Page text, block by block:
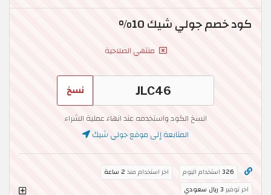
كود خصم جولي شيك 10%
منتهي الصلاحية
نسخ
انسخ الكود واستخدمه عند انهاء عملية الشراء
المتابعة إلى موقع جولي شيك
326 استخدام اليوم اخر استخدام منذ 2 ساعة
اخر توفير 3 ريال سعودي